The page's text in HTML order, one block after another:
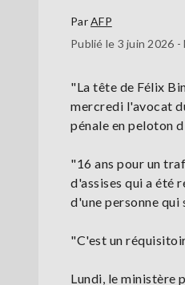
ParAFP
Publié le 3 juin 2026
"La tête de Félix
mercredi l'avocat
pénale en peloton
"16 ans pour un
d'assises qui a été
d'une personne qui
"C'est un
Lundi, le ministère